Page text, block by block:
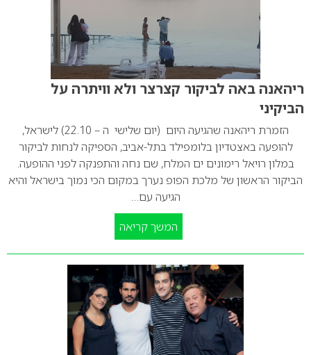
ריהאנה באה לביקור קצרצר ולא וויתרה על
הביקיני
הזמרת ריהאנה שהגיעה היום (יום שלישי ה – 22.10) לישראל,
להופעה באצטדיון בלומפילד בתל-אביב, הספיקה לנחות לביקור
במלון רויאל רימונים ים המלח, שם נחה והתפנקה לפני ההופעה.
הביקור הראשון של מלכת הפופ נערך במקום הכי נמוך בישראל והיא
הגיעה עם…
המשך קריאה